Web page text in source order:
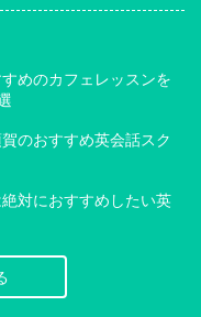
めのカフェレッスンを
のおすすめ英会話スク
対におすすめしたい英